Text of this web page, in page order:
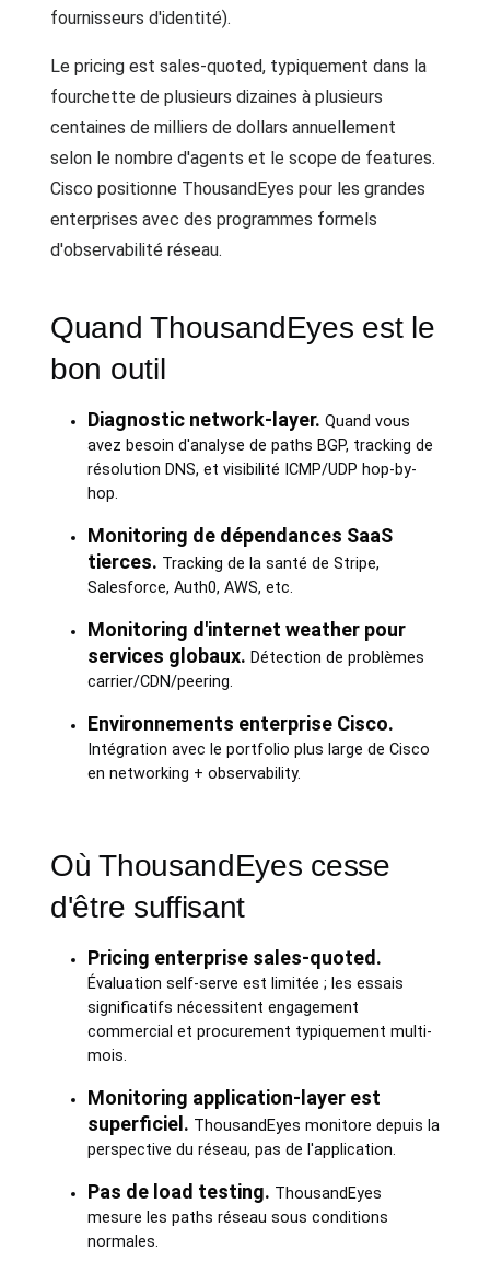
fournisseurs d'identité).
Le pricing est sales-quoted, typiquement dans la
fourchette de plusieurs dizaines à plusieurs
centaines de milliers de dollars annuellement
selon le nombre d'agents et le scope de features.
Cisco positionne ThousandEyes pour les grandes
enterprises avec des programmes formels
d'observabilité réseau.
Quand ThousandEyes est le
bon outil
Diagnostic network-layer. Quand vous
avez besoin d'analyse de paths BGP, tracking de
résolution DNS, et visibilité ICMP/UDP hop-by-
hop.
Monitoring de dépendances SaaS
tierces. Tracking de la santé de Stripe,
Salesforce, Auth0, AWS, etc.
Monitoring d'internet weather pour
services globaux. Détection de problèmes
carrier/CDN/peering.
Environnements enterprise Cisco.
Intégration avec le portfolio plus large de Cisco
en networking + observability.
Où ThousandEyes cesse
d'être suffisant
Pricing enterprise sales-quoted.
Évaluation self-serve est limitée ; les essais
significatifs nécessitent engagement
commercial et procurement typiquement multi-
mois.
Monitoring application-layer est
superficiel. ThousandEyes monitore depuis la
perspective du réseau, pas de l'application.
Pas de load testing. ThousandEyes
mesure les paths réseau sous conditions
normales.